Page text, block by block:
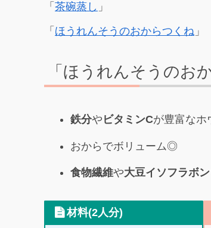
「 茶碗蒸し 」
「 ほうれんそうのおからつくね 」
「ほうれんそうのお
鉄分や ビタミンCが豊富なホ
おからでボリューム◎
食物繊維や大豆イソフラボン
材料(2人分)